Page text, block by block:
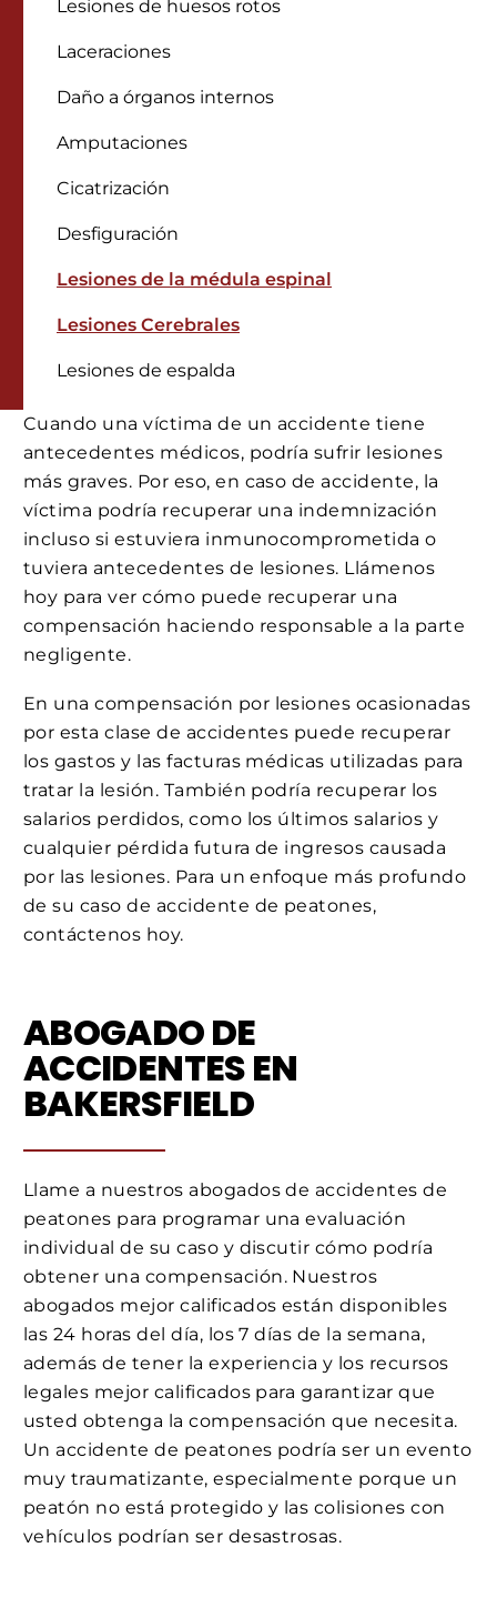
Lesiones de huesos rotos
Laceraciones
Daño a órganos internos
Amputaciones
Cicatrización
Desfiguración
Lesiones de la médula espinal
Lesiones Cerebrales
Lesiones de espalda
Cuando una víctima de un accidente tiene
antecedentes médicos, podría sufrir lesiones
más graves. Por eso, en caso de accidente, la
víctima podría recuperar una indemnización
incluso si estuviera inmunocomprometida o
tuviera antecedentes de lesiones. Llámenos
hoy para ver cómo puede recuperar una
compensación haciendo responsable a la parte
negligente.
En una compensación por lesiones ocasionadas
por esta clase de accidentes puede recuperar
los gastos y las facturas médicas utilizadas para
tratar la lesión. También podría recuperar los
salarios perdidos, como los últimos salarios y
cualquier pérdida futura de ingresos causada
por las lesiones. Para un enfoque más profundo
de su caso de accidente de peatones,
contáctenos hoy.
ABOGADO DE
ACCIDENTES EN
BAKERSFIELD
Llame a nuestros abogados de accidentes de
peatones para programar una evaluación
individual de su caso y discutir cómo podría
obtener una compensación. Nuestros
abogados mejor calificados están disponibles
las 24 horas del día, los 7 días de la semana,
además de tener la experiencia y los recursos
legales mejor calificados para garantizar que
usted obtenga la compensación que necesita.
Un accidente de peatones podría ser un evento
muy traumatizante, especialmente porque un
peatón no está protegido y las colisiones con
vehículos podrían ser desastrosas.